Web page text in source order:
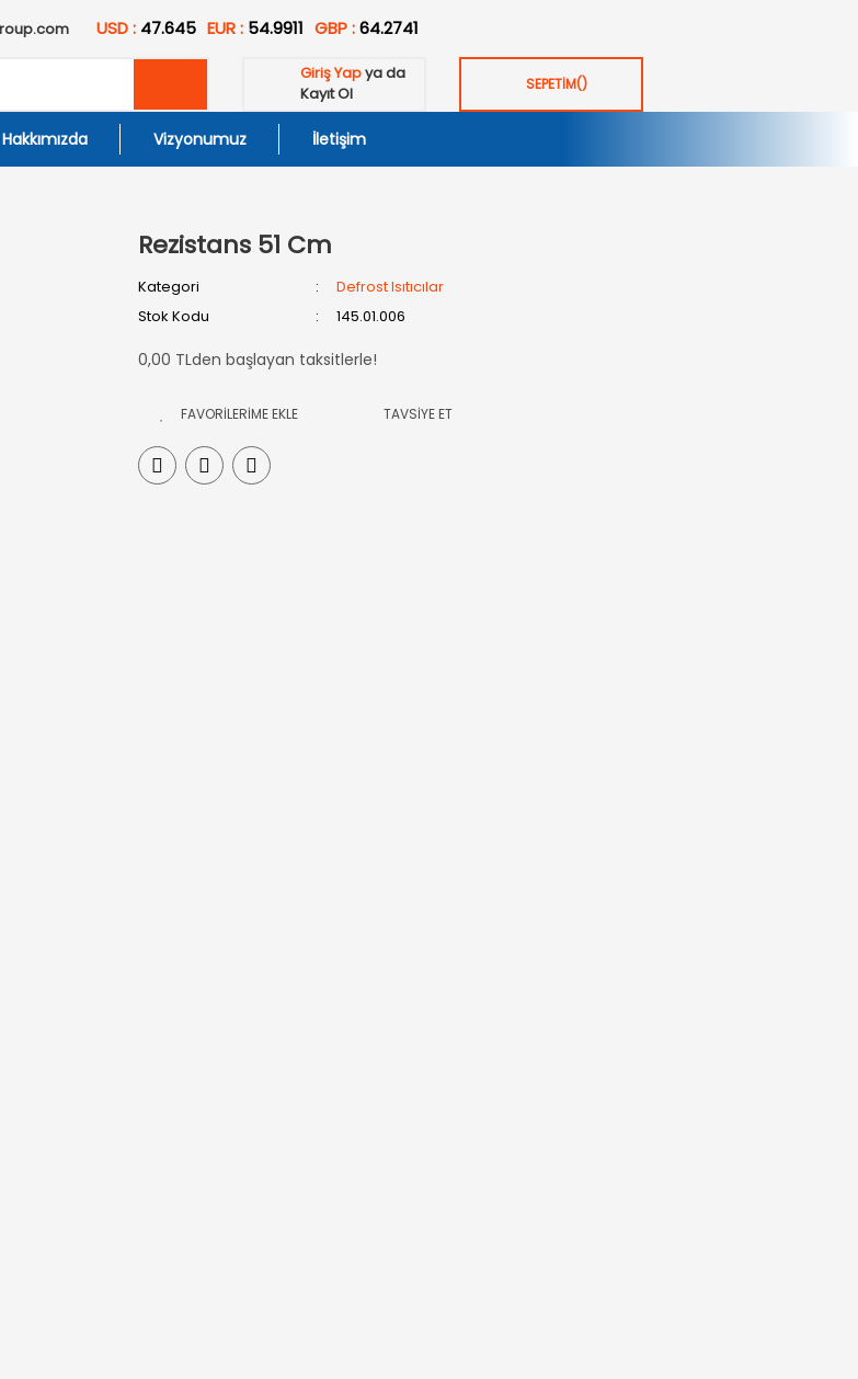
USD : 47.645 EUR : 54.9911 GBP :64.2741
Giriş Yapya da
Kayıt Ol
SEPETİM()
Hakkımızda Vizyonumuz İletişim
Rezistans 51 Cm
Kategori
Defrost Isıtıcılar
Stok Kodu
145.01.006
0,00 TLden başlayan taksitlerle!
TAVSİYE ET